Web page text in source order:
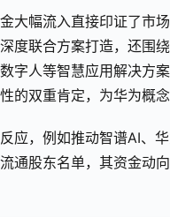
大幅流入直接印证了市
度联合方案打造，还围
字人等智慧应用解决方
的双重肯定，为华为概念
应，例如推动智谱AI、
股东名单，其资金动